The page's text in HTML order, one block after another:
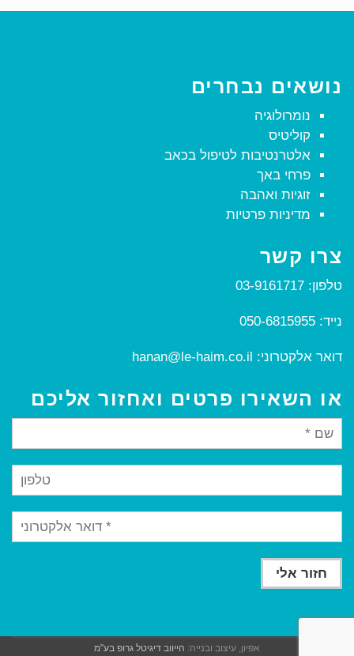
נושאים נבחרים
נומרולוגיה
קוליטיס
אלטרנטיבות לטיפול בכאב
פרחי באך
זוגיות ואהבה
מדיניות פרטיות
צרו קשר
טלפון: 03-9161717
נייד: 050-6815955
דואר אלקטרוני: hanan@le-haim.co.il
או השאירו פרטים ואחזור אליכם
אפיון, עיצוב ובנייה: הייווב דיגיטל גרופ בע"מ